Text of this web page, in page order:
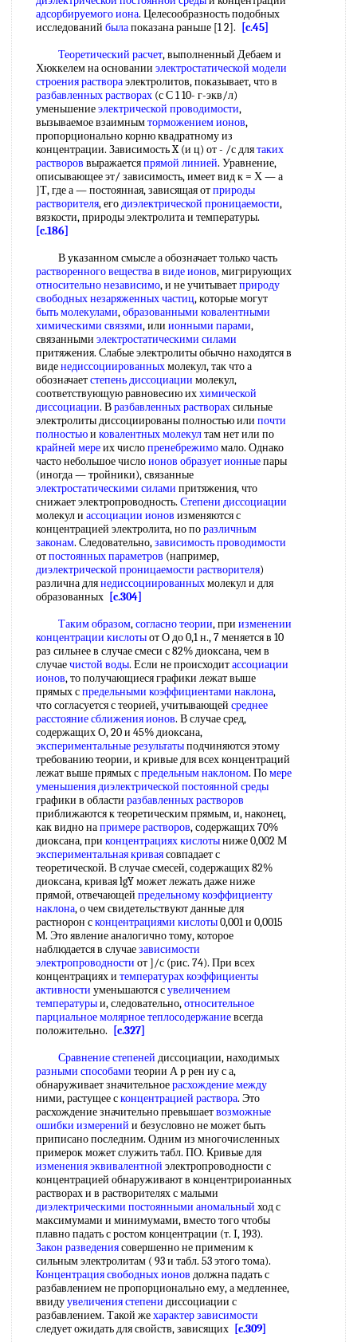
адсорбируемого иона. Целесообразность подобных
исследований былапоказана раньше [1 2].
[c.45]
Теоретический расчет, выполненный Дебаем и
Хюккелем на основании электростатической модели
строения раствораэлектролитов, показывает, что в
разбавленных растворах (с С 1 10- г-экв/л)
уменьшениеэлектрической проводимости,
вызываемое взаимнымторможением ионов,
пропорционально корню квадратному из
концентрации. Зависимость X (и ц) от - /с длятаких
растворов выражаетсяпрямой линией. Уравнение,
описывающее эт/ зависимость, имеет вид к = Х — а
]Т, где а — постоянная, зависящая отприроды
растворителя, егодиэлектрической проницаемости,
вязкости, природы электролита и температуры.
[c.186]
В указанном смысле а обозначает только часть
растворенного веществав виде ионов, мигрирующих
относительно независимо, и не учитываетприроду
свободныхнезаряженных частиц, которые могут
быть молекулами,образованными ковалентными
химическими связями, или ионными парами,
связанными электростатическими силами
притяжения. Слабые электролиты обычно находятся в
виденедиссоциированныхмолекул, так что а
обозначаетстепень диссоциации молекул,
соответствующую равновесию иххимической
диссоциации. Вразбавленных растворахсильные
электролиты диссоциированы полностью или почти
полностьюи ковалентных молекултам нет или по
крайней мереих числопренебрежимомало. Однако
часто небольшое числоионов образует ионныепары
(иногда — тройники), связанные
электростатическими силами притяжения, что
снижает электропроводность. Степени диссоциации
молекул и ассоциации ионов изменяются с
концентрацией электролита, но поразличным
законам. Следовательно,зависимость проводимости
отпостоянных параметров (например,
диэлектрической проницаемости растворителя)
различна длянедиссоциированныхмолекул и для
образованных [c.304]
Таким образом,согласно теории, при изменении
концентрации кислотыот О до 0,1 н., 7 меняется в 10
раз сильнее в случае смеси с 82% диоксана, чем в
случаечистой воды. Если не происходитассоциации
ионов, то получающиеся графики лежат выше
прямых спредельными коэффициентами наклона,
что согласуется с теорией, учитывающей среднее
расстояние сближения ионов. В случае сред,
содержащих О, 20 и 45% диоксана,
экспериментальные результатыподчиняются этому
требованию теории, и кривые для всех концентраций
лежат выше прямых спредельным наклоном. Помере
уменьшениядиэлектрической постоянной среды
графики в области разбавленных растворов
приближаются к теоретическим прямым, и, наконец,
как видно напримере растворов, содержащих 70%
диоксана, при концентрациях кислотыниже 0,002 М
экспериментальная криваясовпадает с
теоретической. В случае смесей, содержащих 82%
диоксана, кривая lgY может лежать даже ниже
прямой, отвечающей предельному коэффициенту
наклона, о чем свидетельствуют данные для
растнорон сконцентрациями кислоты0,001 и 0,0015
М. Это явление аналогично тому, которое
наблюдается в случаезависимости
электропроводности от ]/с (рис. 74). При всех
концентрациях и температурах коэффициенты
активности уменьшаются сувеличением
температурыи, следовательно,относительное
парциальное молярное теплосодержаниевсегда
положительно.
[c.327]
Сравнение степеней диссоциации, находимых
разными способами теории А р рен иу с а,
обнаруживает значительноерасхождение между
ними, растущее сконцентрацией раствора. Это
расхождение значительно превышаетвозможные
ошибки измерений и безусловно не может быть
приписано последним. Одним из многочисленных
примерок может служить табл. ПО. Кривые для
изменения эквивалентной электропроводности с
концентрацией обнаруживают в концентрироианных
растворах и в растворителях с малыми
диэлектрическими постоянными аномальный ход с
максимумами и минимумами, вместо того чтобы
плавно падать с ростом концентрации (т. I, 193).
Закон разведениясовершенно не применим к
сильным электролитам ( 93 и табл. 53 этого тома).
Концентрация свободных ионов должна падать с
разбавлением не пропорционально ему, а медленнее,
ввидуувеличения степени диссоциации с
разбавлением. Такой жехарактер зависимости
следует ожидать для свойств, зависящих [c.309]